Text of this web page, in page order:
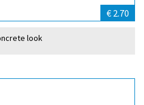
€ 2.70
look